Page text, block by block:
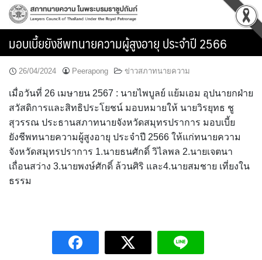
Skip
มอบเบี้ยยังชีพทนายความผู้สูงอายุ ประจำปี 2566
26/04/2024 Peerapong ข่าวสภาทนายความ
เมื่อวันที่ 26 เมษายน 2567 : นายไพบูลย์ แย้มเอม อุปนายกฝ่าย
สวัสดิการและสิทธิประโยชน์ มอบหมายให้ นายวิรยุทธ ชู
สุวรรณ ประธานสภาทนายจังหวัดสมุทรปราการ มอบเบี้ย
ยังชีพทนายความผู้สูงอายุ ประจำปี 2566 ให้แก่ทนายความ
จังหวัดสมุทรปราการ 1.นายธนศักดิ์ วิไลพล 2.นายเจตนา
เถื่อนสว่าง 3.นายพงษ์ศักดิ์ ล้วนศิริ และ4.นายสมชาย เที่ยงใน
ธรรม